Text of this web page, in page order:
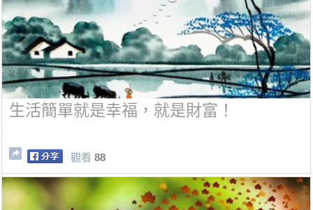
生活簡單就是幸福，就是財富！
觀看 88